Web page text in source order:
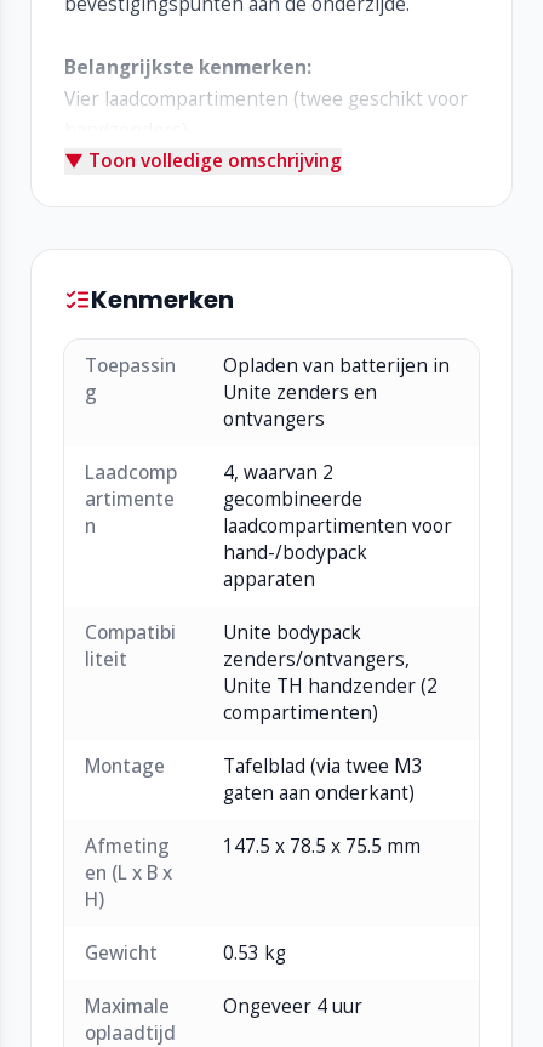
Belangrijkste kenmerken:
Vier laadcompartimenten (twee geschikt voor
Eenvoudige bediening met aan/uit-indicator
Inclusief voedingsadapter
Ideaal voor kleine tot middelgrote Unite-
Specificaties (kort):
Voeding: 12 V DC (adapter meegeleverd)
Vermogen: 25 W (bij 4 apparaten)
Afmetingen: 147,5 × 75,5 × 78,5 mm
Gewicht: 530 g
▼ Toon volledige omschrijving
Kenmerken
Toepassin
g
Opladen van batterijen in
Unite zenders en
ontvangers
Laadcomp
artimente
n
4, waarvan 2
gecombineerde
laadcompartimenten voor
hand-/bodypack
apparaten
Compatibi
liteit
Unite bodypack
zenders/ontvangers,
Unite TH handzender (2
compartimenten)
Montage
Tafelblad (via twee M3
gaten aan onderkant)
Afmeting
en (L x B x
H)
147.5 x 78.5 x 75.5 mm
Gewicht 0.53 kg
Maximale
oplaadtijd
Ongeveer 4 uur